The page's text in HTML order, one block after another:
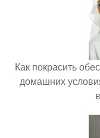
Как покрасить
домашних